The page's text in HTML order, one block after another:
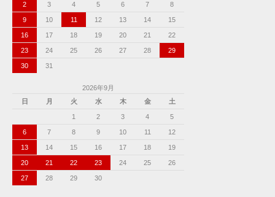
2 3 4 5 6 7 8
9 10 11 12 13 14 15
16 17 18 19 20 21 22
23 24 25 26 27 28 29
30 31
2026年9月
日
月 火 水 木 金 土
1 2 3 4 5
6 7 8 9 10 11 12
13 14 15 16 17 18 19
20 21 22 23 24 25 26
27 28 29 30